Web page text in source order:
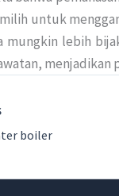
untuk
mungkin lebih
boiler